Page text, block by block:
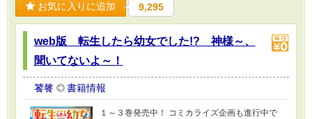
お気に入りに追加 9,295
web版 転生したら幼女でした!? 神様～、
聞いてないよ～！
饕餮 書籍情報
１～３巻発売中！ コミカライズ企画も進行中で